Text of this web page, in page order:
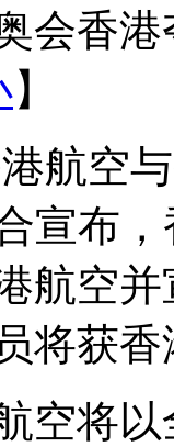
会香
】
航空
宣布
航空
将获
将以